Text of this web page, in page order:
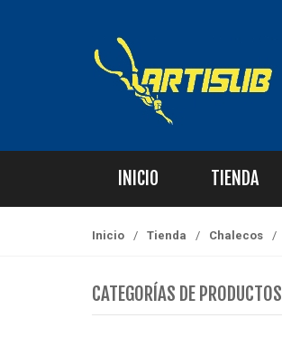
it
INICIO TIENDA
Inicio / Tienda / Chalecos /
CATEGORÍAS DE PRODUCTOS